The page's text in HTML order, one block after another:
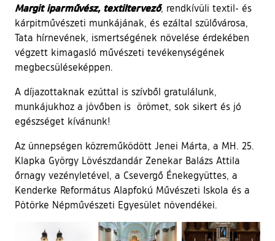
Margit iparművész, textiltervező, rendkívüli textil- és
kárpitművészeti munkájának, és ezáltal szülővárosa,
Tata hírnevének, ismertségének növelése érdekében
végzett kimagasló művészeti tevékenységének
megbecsüléseképpen.
A díjazottaknak ezúttal is szívből gratulálunk,
munkájukhoz a jövőben is örömet, sok sikert és jó
egészséget kívánunk!
Az ünnepségen közreműködött Jenei Márta, a MH. 25.
Klapka György Lövészdandár Zenekar Balázs Attila
őrnagy vezényletével, a Csevergő Énekegyüttes, a
Kenderke Református Alapfokú Művészeti Iskola és a
Pötörke Népművészeti Egyesület növendékei.
Ugrás a galéria utánra